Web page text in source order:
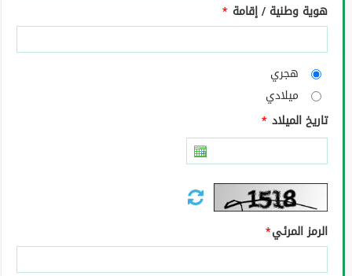
هوية وطنية / إقامة *
هجري
ميلادي
تاريخ الميلاد *
الرمز المرئي*